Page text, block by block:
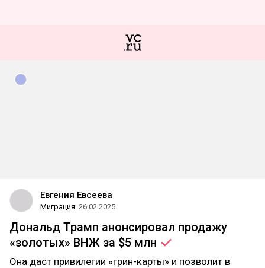
Евгения Евсеева
Миграция 26.02.2025
Дональд Трамп анонсировал продажу
«золотых» ВНЖ за $5 млн
Она даст привилегии «грин-карты» и позволит в